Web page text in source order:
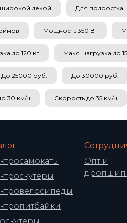
декой Для подростка
Мощность 350 Вт
до 120 кг Макс. нагрузка до
До 25000 руб. До 30000 руб.
30 км/ч Скорость до 35 км/ч
Опт и